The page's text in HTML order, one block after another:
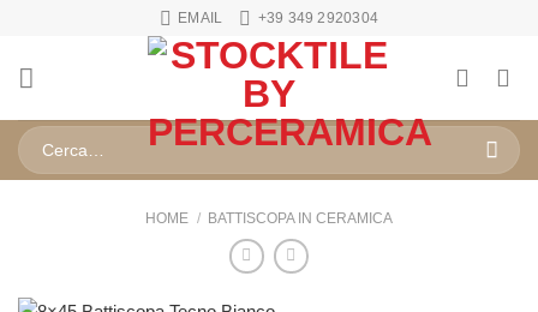
contenuti
EMAIL +39 349 2920304
Cerca:
HOME / BATTISCOPA IN CERAMICA